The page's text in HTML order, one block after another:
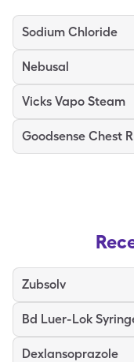
Sodium Chloride
Nebusal
Vicks Vapo Steam
Zubsolv
Bd Luer-Lok
Dexlansoprazole